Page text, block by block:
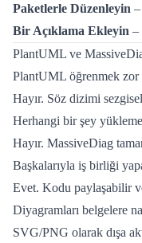
Paketlerle Düzenleyin
Bir Açıklama Ekleyin –
PlantUML ve
PlantUML öğrenmek zor
Hayır. Söz dizimi
Herhangi bir şey
Hayır. MassiveDiag
Başkalarıyla iş birliği
Evet. Kodu paylaşabilir
Diyagramları belgelere
SVG/PNG olarak dışa